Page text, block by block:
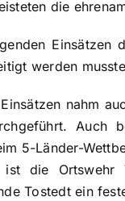
die
Einsätzen
werden
nahm
Auch
5-Länder-
ist die Ortswehr
Tostedt ein